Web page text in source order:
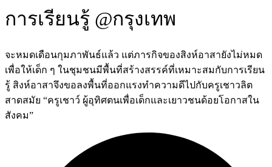
การเรียนรู้ @กรุงเทพ
จะหมดเดือนกุมภาพันธ์แล้ว แต่ภารกิจของสิงห์อาสายังไม่หมด
เพื่อให้เด็ก ๆ ในชุมชนมีพื้นที่สร้างสรรค์ที่เหมาะสมกับการเรียน
รู้ สิงห์อาสาจึงขอลงพื้นที่ออกแรงทำความดีไปกับครูเชาวลิต
สาดสมัย “ครูเชาว์ ผู้อุทิศตนเพื่อเด็กและเยาวชนด้อยโอกาสใน
สังคม”